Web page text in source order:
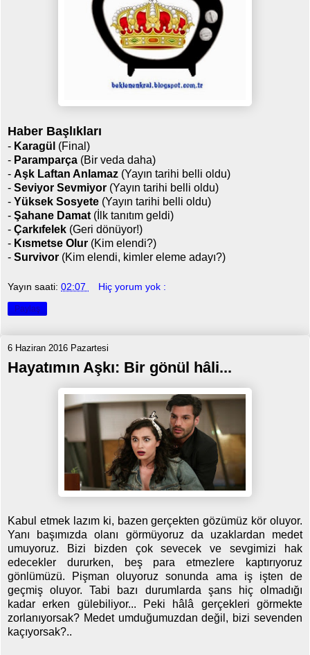
Haber Başlıkları
- Karagül (Final)
- Paramparça (Bir veda daha)
- Aşk Laftan Anlamaz (Yayın tarihi belli oldu)
- Seviyor Sevmiyor (Yayın tarihi belli oldu)
- Yüksek Sosyete (Yayın tarihi belli oldu)
- Şahane Damat (İlk tanıtım geldi)
- Çarkıfelek (Geri dönüyor!)
- Kısmetse Olur (Kim elendi?)
- Survivor (Kim elendi, kimler eleme adayı?)
Yayın saati: 02:07 Hiç yorum yok :
Paylaş
6 Haziran 2016 Pazartesi
Hayatımın Aşkı: Bir gönül hâli...
Kabul etmek lazım ki, bazen gerçekten gözümüz kör oluyor.
Yanı başımızda olanı görmüyoruz da uzaklardan medet
umuyoruz. Bizi bizden çok sevecek ve sevgimizi hak
edecekler dururken, beş para etmezlere kaptırıyoruz
gönlümüzü. Pişman oluyoruz sonunda ama iş işten de
geçmiş oluyor. Tabi bazı durumlarda şans hiç olmadığı
kadar erken gülebiliyor... Peki hâlâ gerçekleri görmekte
zorlanıyorsak? Medet umduğumuzdan değil, bizi sevenden
kaçıyorsak?..